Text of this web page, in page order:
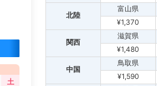
土
北陸
富山県
¥1,370
関西
滋賀県
¥1,480
中国
鳥取県
¥1,590